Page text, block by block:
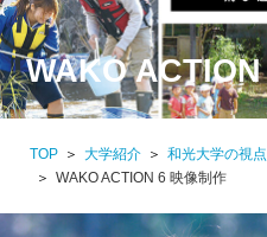
WAKO ACTION
TOP 大学紹介 和光大学の視点
WAKO ACTION 6 映像制作